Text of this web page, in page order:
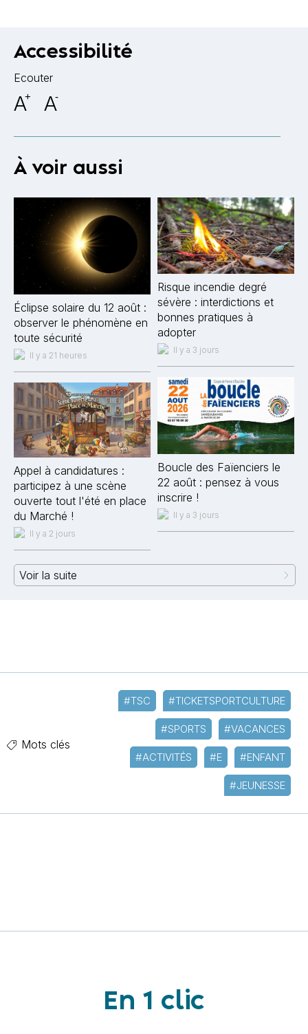
Accessibilité
Ecouter
A+ A-
À voir aussi
Éclipse solaire du 12 août :
observer le phénomène en
toute sécurité
Il y a 21 heures
Appel à candidatures :
participez à une scène
ouverte tout l'été en place
du Marché !
Il y a 2 jours
Risque incendie degré
sévère : interdictions et
bonnes pratiques à
adopter
Il y a 3 jours
Boucle des Faïenciers le
22 août : pensez à vous
inscrire !
Il y a 3 jours
Voir la suite
Mots clés
#TSC #TICKETSPORTCULTURE
#SPORTS #VACANCES
#ACTIVITÉS #E #ENFANT
#JEUNESSE
En 1 clic